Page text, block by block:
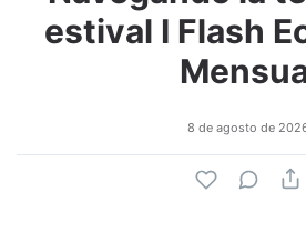
estival I Flash
8 de agosto de